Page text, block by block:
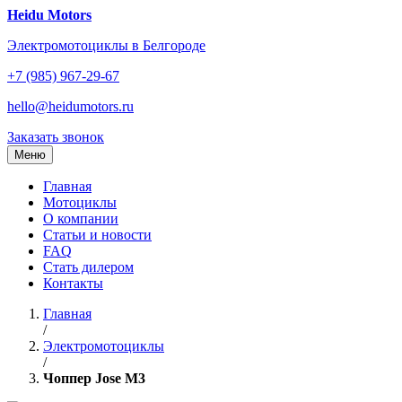
Перейти
содержанию
Heidu Motors
Электромотоциклы в Белгороде
+7 (985) 967-29-67
hello@heidumotors.ru
Заказать звонок
Меню
Главная
Мотоциклы
О компании
Статьи и новости
FAQ
Стать дилером
Контакты
Главная
/
Электромотоциклы
/
Чоппер Jose M3